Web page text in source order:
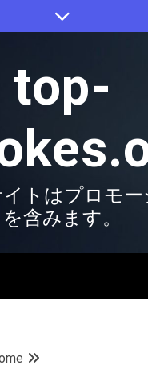
top-
イトはプロモ
を含みます。